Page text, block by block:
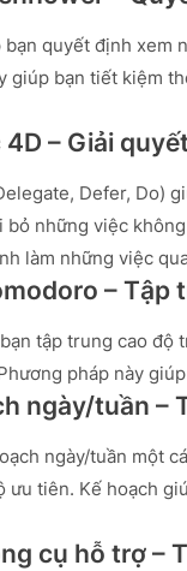
quyết định xem
giúp bạn tiết kiệm
– Giải
Defer, Do)
bỏ những việc
làm những việc
– Tập
tập trung cao
pháp này
ngày/tuần –
ngày/tuần một
ưu tiên. Kế hoạch
cụ hỗ trợ –